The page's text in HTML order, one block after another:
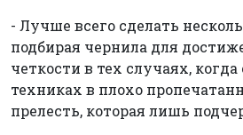
- Лучше всего сделать
подбирая чернила для
четкости в тех случаях,
техниках в плохо
прелесть, которая лишь